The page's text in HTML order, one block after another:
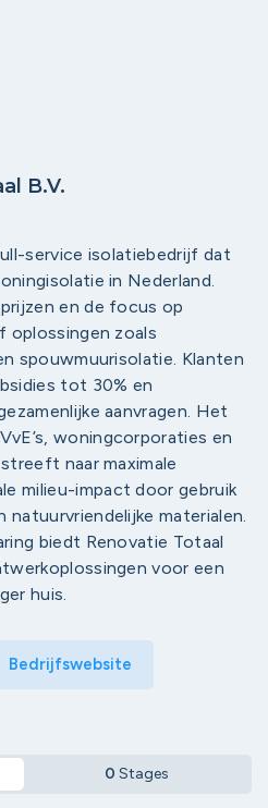
B.V.
service isolatiebedrijf dat
in Nederland.
en de focus op
zoals
spouwmuurisolatie. Klanten
tot 30% en
aanvragen. Het
woningcorporaties en
naar maximale
milieu-impact door gebruik
natuurvriendelijke materialen.
biedt Renovatie Totaal
voor een
huis.
Bedrijfswebsite
0 Stages